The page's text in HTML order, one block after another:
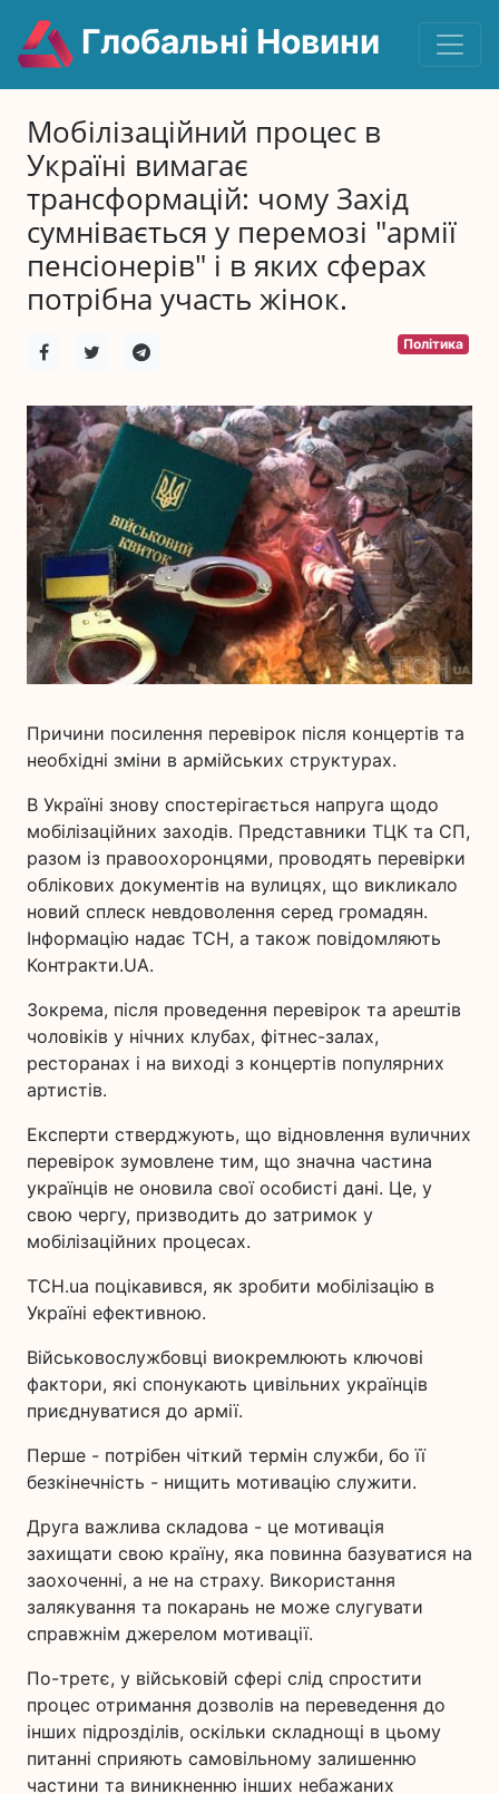
Глобальні Новини
Мобілізаційний процес в
Україні вимагає
трансформацій: чому Захід
сумнівається у перемозі "армії
пенсіонерів" і в яких сферах
потрібна участь жінок.
Політика
Причини посилення перевірок після концертів та
необхідні зміни в армійських структурах.
В Україні знову спостерігається напруга щодо
мобілізаційних заходів. Представники ТЦК та СП,
разом із правоохоронцями, проводять перевірки
облікових документів на вулицях, що викликало
новий сплеск невдоволення серед громадян.
Інформацію надає ТСН, а також повідомляють
Контракти.UA.
Зокрема, після проведення перевірок та арештів
чоловіків у нічних клубах, фітнес-залах,
ресторанах і на виході з концертів популярних
артистів.
Експерти стверджують, що відновлення вуличних
перевірок зумовлене тим, що значна частина
українців не оновила свої особисті дані. Це, у
свою чергу, призводить до затримок у
мобілізаційних процесах.
ТСН.ua поцікавився, як зробити мобілізацію в
Україні ефективною.
Військовослужбовці виокремлюють ключові
фактори, які спонукають цивільних українців
приєднуватися до армії.
Перше - потрібен чіткий термін служби, бо її
безкінечність - нищить мотивацію служити.
Друга важлива складова - це мотивація
захищати свою країну, яка повинна базуватися на
заохоченні, а не на страху. Використання
залякування та покарань не може слугувати
справжнім джерелом мотивації.
По-третє, у військовій сфері слід спростити
процес отримання дозволів на переведення до
інших підрозділів, оскільки складнощі в цьому
питанні сприяють самовільному залишенню
частини та виникненню інших небажаних